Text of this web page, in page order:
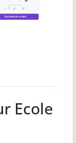
Ecole